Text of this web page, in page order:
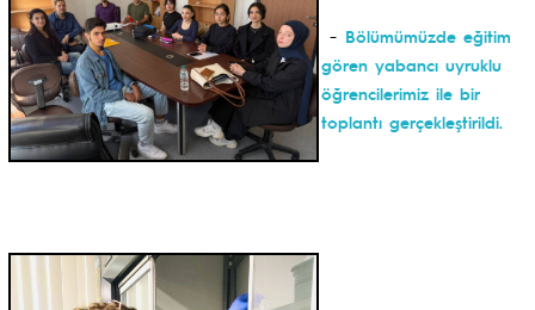
- Bölümümüzde eğitim
gören yabancı uyruklu
öğrencilerimiz ile bir
toplantı gerçekleştirildi.